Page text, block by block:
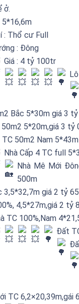
ở.
5*16,6m
: Thổ cư Full
: Đông
Giá : 4 tỷ 100tr
Bắc 5*30m giá 3
50m2 5*20m,giá 3 tỷ
TC 50m2 Nam
Nhà Cấp 4 TC full
Nhà Mê Mới
500m
3,5*32,7m giá 2 tỷ
4,5*27m,giá 2 tỷ
TC 100%,Nam
Đất
TC